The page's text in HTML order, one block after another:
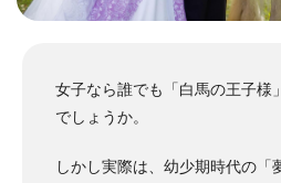
女子なら誰でも「白馬の王子様
でしょうか。
しかし実際は、幼少期時代の「